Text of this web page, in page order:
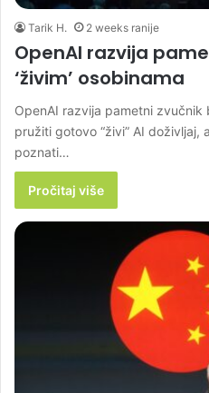
Tarik H. 2 weeks ranije
OpenAI razvija
‘živim’ osobinama
OpenAI razvija pametni zvučnik
pružiti gotovo “živi” AI doživljaj,
poznati…
Pročitaj više